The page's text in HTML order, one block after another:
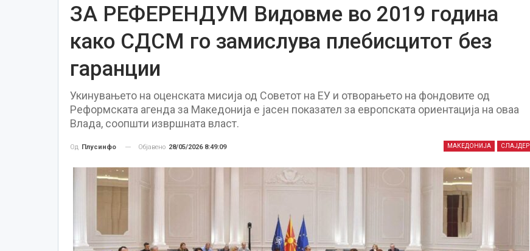
ЗА РЕФЕРЕНДУМ Видовме во 2019 година
како СДСМ го замислува плебисцитот без
гаранции
Укинувањето на оценската мисија од Советот на ЕУ и отворањето на фондовите од
Реформската агенда за Македонија е јасен показател за европската ориентација на оваа
Влада, соопшти извршната власт.
МАКЕДОНИЈА СЛАЈДЕР
Од Плусинфо Објавено 28/05/2026 8:49:09